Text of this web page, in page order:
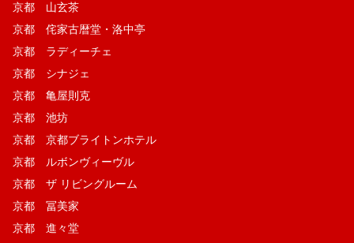
京都 山玄茶
京都 侘家古暦堂・洛中亭
京都 ラディーチェ
京都 シナジェ
京都 亀屋則克
京都 池坊
京都 京都ブライトンホテル
京都 ルボンヴィーヴル
京都 ザ リビングルーム
京都 冨美家
京都 進々堂